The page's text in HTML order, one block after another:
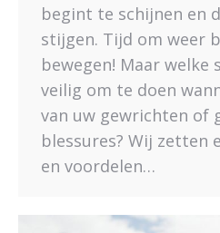
begint te schijnen en
stijgen. Tijd om weer
bewegen! Maar welke
veilig om te doen
van uw gewrichten of
blessures? Wij zetten
en voordelen…